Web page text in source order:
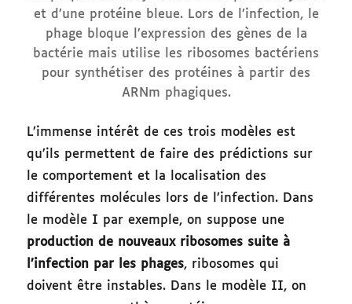
et d’une protéine bleue. Lors de l’infection, le
phage bloque l’expression des gènes de la
bactérie mais utilise les ribosomes bactériens
pour synthétiser des protéines à partir des
ARNm phagiques.
L’immense intérêt de ces trois modèles est
qu’ils permettent de faire des prédictions sur
le comportement et la localisation des
différentes molécules lors de l’infection. Dans
le modèle I par exemple, on suppose une
production de nouveaux ribosomes suite à
l’infection par les phages, ribosomes qui
doivent être instables. Dans le modèle II, on